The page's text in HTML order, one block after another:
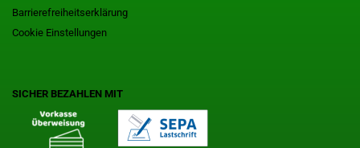
Barrierefreiheitserklärung
Cookie Einstellungen
SICHER BEZAHLEN MIT